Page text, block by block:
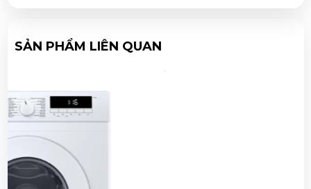
SẢN PHẨM LIÊN QUAN